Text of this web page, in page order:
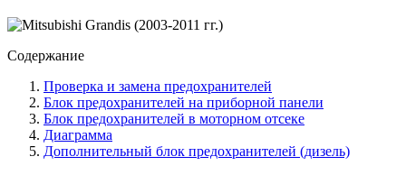
Содержание
Проверка и замена предохранителей
Блок предохранителей на приборной панели
Блок предохранителей в моторном отсеке
Диаграмма
Дополнительный блок предохранителей (дизель)